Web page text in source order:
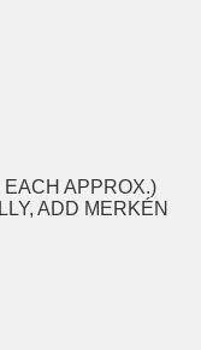
APPROX.)
ADD MERKÉN